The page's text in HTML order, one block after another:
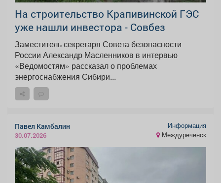
На строительство Крапивинской ГЭС
уже нашли инвестора - Совбез
Заместитель секретаря Совета безопасности
России Александр Масленников в интервью
«Ведомостям» рассказал о проблемах
энергоснабжения Сибири...
Павел Камбалин
30.07.2026
Информация
Междуреченск